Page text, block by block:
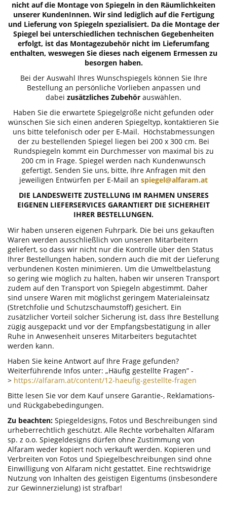
nicht auf die Montage von Spiegeln in den Räumlichkeiten
unserer KundenInnen. Wir sind lediglich auf die Fertigung
und Lieferung von Spiegeln spezialisiert. Da die Montage der
Spiegel bei unterschiedlichen technischen Gegebenheiten
erfolgt, ist das Montagezubehör nicht im Lieferumfang
enthalten, weswegen Sie dieses nach eigenem Ermessen zu
besorgen haben.
Bei der Auswahl Ihres Wunschspiegels können Sie Ihre
Bestellung an persönliche Vorlieben anpassen und
dabei zusätzliches Zubehör auswählen.
Haben Sie die erwartete Spiegelgröße nicht gefunden oder
wünschen Sie sich einen anderen Spiegeltyp, kontaktieren Sie
uns bitte telefonisch oder per E-Mail. Höchstabmessungen
der zu bestellenden Spiegel liegen bei 200 x 300 cm. Bei
Rundspiegeln kommt ein Durchmesser von maximal bis zu
200 cm in Frage. Spiegel werden nach Kundenwunsch
gefertigt. Senden Sie uns, bitte, Ihre Anfragen mit den
jeweiligen Entwürfen per E-Mail an spiegel@alfaram.at
DIE LANDESWEITE ZUSTELLUNG IM RAHMEN UNSERES
EIGENEN LIEFERSERVICES GARANTIERT DIE SICHERHEIT
IHRER BESTELLUNGEN.
Wir haben unseren eigenen Fuhrpark. Die bei uns gekauften
Waren werden ausschließlich von unseren Mitarbeitern
geliefert, so dass wir nicht nur die Kontrolle über den Status
Ihrer Bestellungen haben, sondern auch die mit der Lieferung
verbundenen Kosten minimieren. Um die Umweltbelastung
so gering wie möglich zu halten, haben wir unseren Transport
zudem auf den Transport von Spiegeln abgestimmt. Daher
sind unsere Waren mit möglichst geringem Materialeinsatz
(Stretchfolie und Schutzschaumstoff) gesichert. Ein
zusätzlicher Vorteil solcher Sicherung ist, dass Ihre Bestellung
zügig ausgepackt und vor der Empfangsbestätigung in aller
Ruhe in Anwesenheit unseres Mitarbeiters begutachtet
werden kann.
Haben Sie keine Antwort auf Ihre Frage gefunden?
Weiterführende Infos unter: „Häufig gestellte Fragen” -
> https://alfaram.at/content/12-haeufig-gestellte-fragen
Bitte lesen Sie vor dem Kauf unsere Garantie-, Reklamations-
und Rückgabebedingungen.
Zu beachten: Spiegeldesigns, Fotos und Beschreibungen sind
urheberrechtlich geschützt. Alle Rechte vorbehalten Alfaram
sp. z o.o. Spiegeldesigns dürfen ohne Zustimmung von
Alfaram weder kopiert noch verkauft werden. Kopieren und
Verbreiten von Fotos und Spiegelbeschreibungen sind ohne
Einwilligung von Alfaram nicht gestattet. Eine rechtswidrige
Nutzung von Inhalten des geistigen Eigentums (insbesondere
zur Gewinnerzielung) ist strafbar!